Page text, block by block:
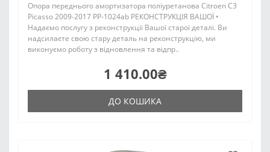
Опора переднього амортизатора поліуретанова Citroen C3
Picasso 2009-2017 PP-1024ab РЕКОНСТРУКЦІЯ ВАШОЇ •
Надаємо послугу з реконструкції Вашої старої деталі. Ви
надсилаєте свою стару деталь на реконструкцію, ми
виконуємо роботу з відновлення та відпр..
1 410.00₴
ДО КОШИКА